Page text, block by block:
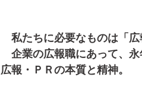
私たちに必要なものは「広
企業の広報職にあって、永
広報・ＰＲの本質と精神。